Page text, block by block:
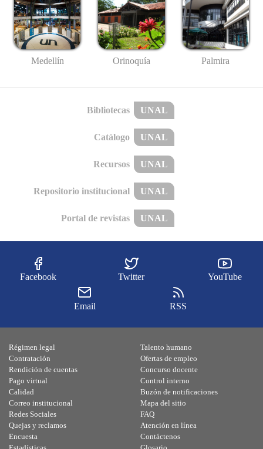
Medellín Orinoquía Palmira
Bibliotecas UNAL
Catálogo UNAL
Recursos UNAL
Repositorio institucional UNAL
Portal de revistas UNAL
Facebook Twitter YouTube
Email RSS
Régimen legal
Contratación
Rendición de cuentas
Pago virtual
Calidad
Talento humano
Ofertas de empleo
Concurso docente
Control interno
Buzón de notificaciones
Correo institucional
Redes Sociales
Quejas y reclamos
Encuesta
Mapa del sitio
FAQ
Atención en línea
Contáctenos